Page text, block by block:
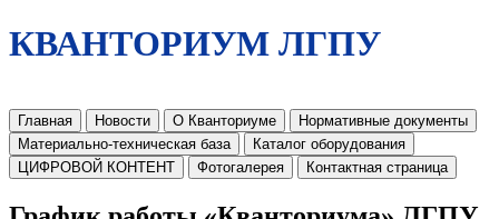
КВАНТОРИУМ ЛГПУ
Главная Новости О Кванториуме
Нормативные документы
Материально-техническая база
Каталог оборудования
ЦИФРОВОЙ КОНТЕНТ
Фотогалерея Контактная страница